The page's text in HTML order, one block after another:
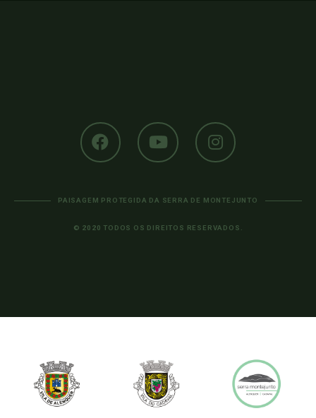
PAISAGEM PROTEGIDA DA SERRA DE MONTEJUNTO
© 2020 TODOS OS DIREITOS RESERVADOS.